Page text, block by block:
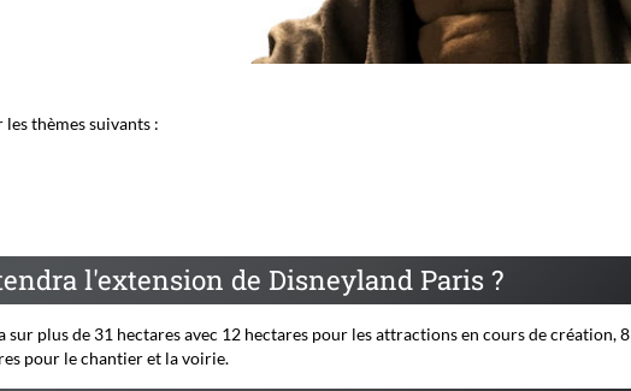
thèmes suivants :
l'extension de Disneyland Paris ?
sur plus de 31 hectares avec 12 hectares pour les attractions en cours de création, 8
pour le chantier et la voirie.